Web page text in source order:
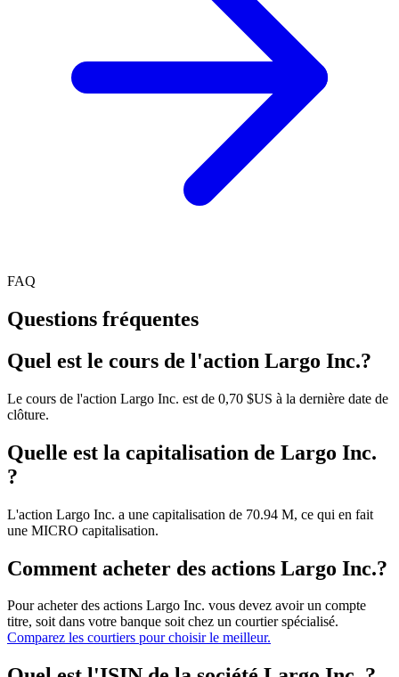
FAQ
Questions fréquentes
Quel est le cours de l'action Largo Inc.?
Le cours de l'action Largo Inc. est de 0,70 $US à la dernière date de
clôture.
Quelle est la capitalisation de Largo Inc.
?
L'action Largo Inc. a une capitalisation de 70.94 M, ce qui en fait
une MICRO capitalisation.
Comment acheter des actions Largo Inc.?
Pour acheter des actions Largo Inc. vous devez avoir un compte
titre, soit dans votre banque soit chez un courtier spécialisé.
Comparez les courtiers pour choisir le meilleur.